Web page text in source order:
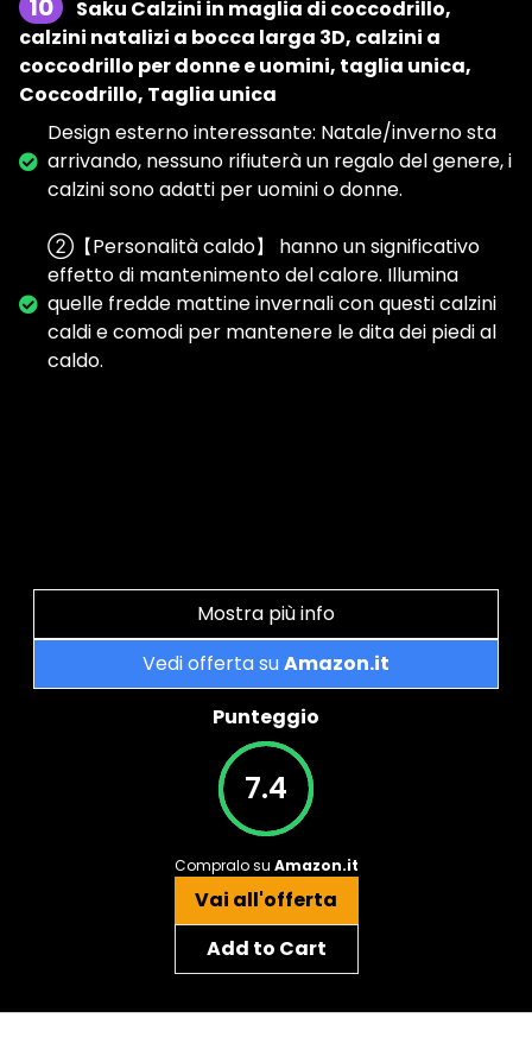
10
Saku Calzini in maglia di coccodrillo,
calzini natalizi a bocca larga 3D, calzini a
coccodrillo per donne e uomini, taglia unica,
Coccodrillo, Taglia unica
Design esterno interessante: Natale/inverno sta
arrivando, nessuno rifiuterà un regalo del genere, i
calzini sono adatti per uomini o donne.
②【Personalità caldo】 hanno un significativo
effetto di mantenimento del calore. Illumina
quelle fredde mattine invernali con questi calzini
caldi e comodi per mantenere le dita dei piedi al
caldo.
Mostra più info
Vedi offerta suAmazon.it
Punteggio
7.4
Compralo su Amazon.it
Vai all'offerta
Add to Cart